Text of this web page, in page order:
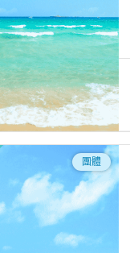
團體